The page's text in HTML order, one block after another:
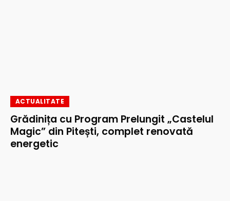
ACTUALITATE
Grădinița cu Program Prelungit „Castelul
Magic” din Pitești, complet renovată
energetic